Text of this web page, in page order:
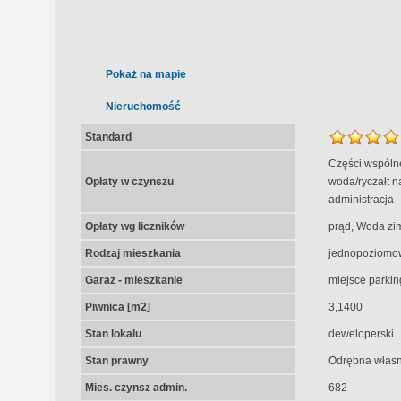
Pokaż na mapie
Nieruchomość
Standard
Opłaty w czynszu
Części
woda/ryczałt
administracja
Opłaty wg liczników prąd, Woda
Rodzaj mieszkania
Garaż - mieszkanie miejsce
Piwnica [m2] 3,1400
Stan lokalu deweloperski
Stan prawny Odrębna
Mies. czynsz admin. 682